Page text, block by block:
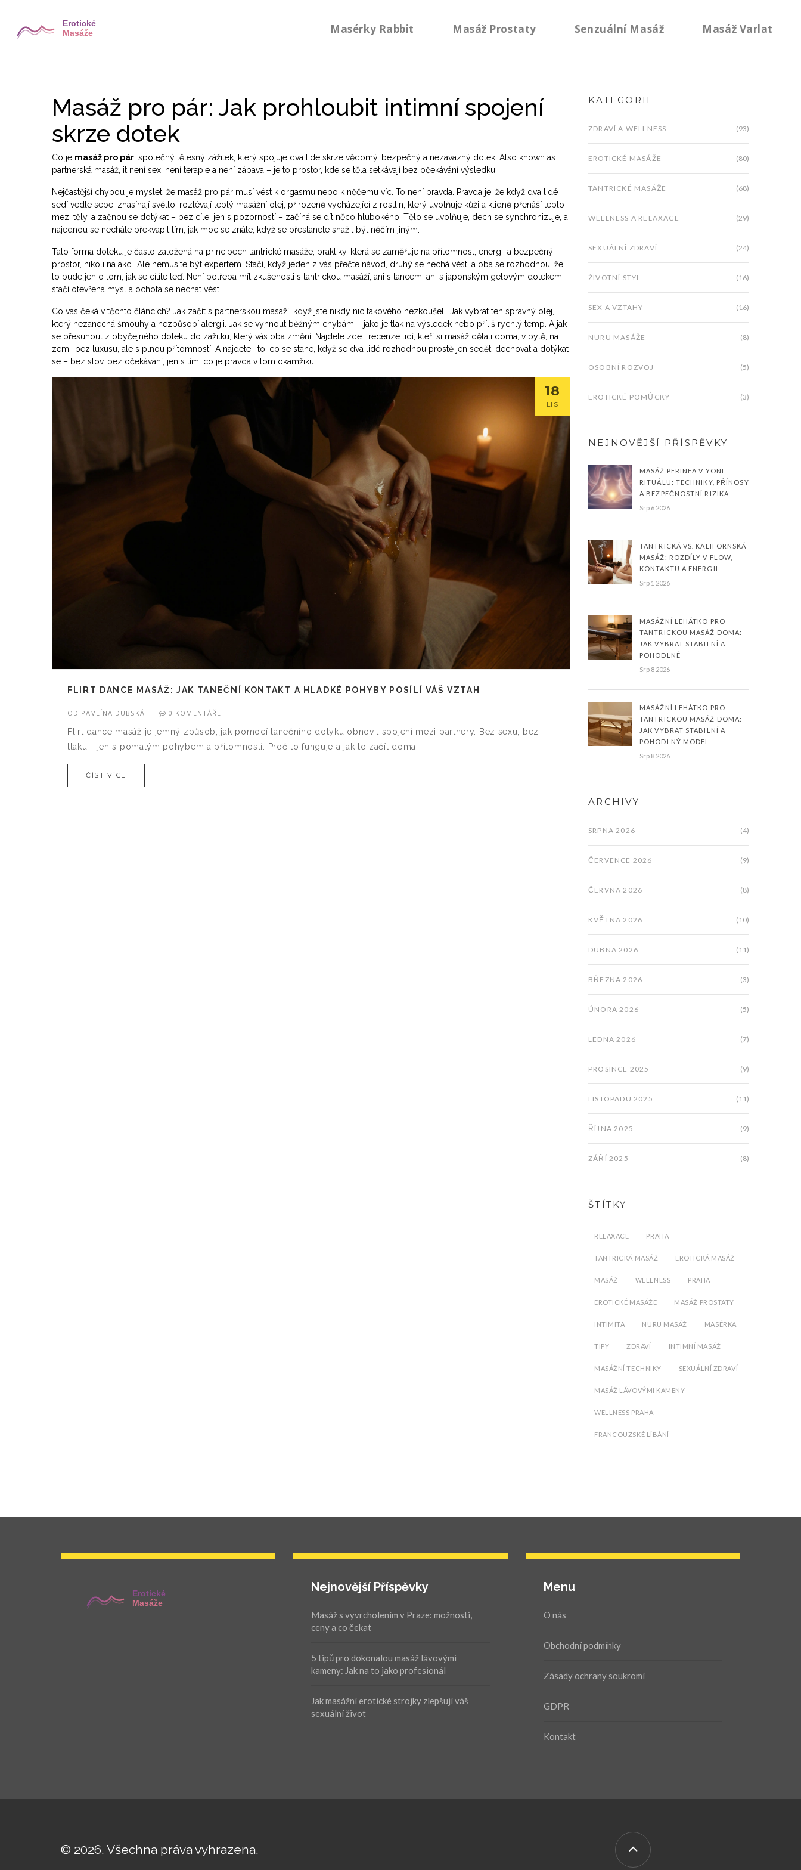
Masérky Rabbit Masáž Prostaty Senzuální Masáž Masáž Varlat
Masáž pro pár: Jak prohloubit intimní spojení
skrze dotek
Co je masáž pro pár společný tělesný zážitek, který spojuje dva lidé skrze vědomý, bezpečný a nezávazný dotek . Also known as
partnerská masáž , it není sex, není terapie a není zábava – je to prostor, kde se těla setkávají bez očekávání výsledku
Nejčastější chybou je myslet, že masáž pro pár musí vést k orgasmu nebo k něčemu víc. To není pravda. Pravda je, že když dva lidé
sedí vedle sebe, zhasínají světlo, rozlévají teplý masážní olej přirozeně vycházející z rostlin, který uvolňuje kůži a klidně přenáší teplo
mezi těly, a začnou se dotýkat – bez cíle, jen s pozorností – začíná se dít něco hlubokého. Tělo se uvolňuje, dech se synchronizuje, a
najednou se necháte překvapit tím, jak moc se znáte, když se přestanete snažit být něčím jiným.
Tato forma doteku je často založená na principech tantrické masáže praktiky, která se zaměřuje na přítomnost, energii a bezpečný
prostor, nikoli na akci . Ale nemusíte být expertem. Stačí, když jeden z vás přečte návod, druhý se nechá vést, a oba se rozhodnou, že
to bude jen o tom, jak se cítíte teď. Není potřeba mít zkušenosti s tantrickou masáží ani s tancem, ani s japonským gelovým dotekem –
stačí otevřená mysl a ochota se nechat vést
Co vás čeká v těchto článcích? Jak začít s partnerskou masáží, když jste nikdy nic takového nezkoušeli. Jak vybrat ten správný olej,
který nezanechá šmouhy a nezpůsobí alergii. Jak se vyhnout běžným chybám – jako je tlak na výsledek nebo příliš rychlý temp. A jak
se přesunout z obyčejného doteku do zážitku, který vás oba změní. Najdete zde i recenze lidí, kteří si masáž dělali doma, v bytě, na
zemi, bez luxusu, ale s plnou přítomností. A najdete i to, co se stane, když se dva lidé rozhodnou prostě jen sedět, dechovat a dotýkat
se – bez slov, bez očekávání, jen s tím, co je pravda v tom okamžiku.
18
LIS
FLIRT DANCE MASÁŽ: JAK TANEČNÍ KONTAKT A HLADKÉ POHYBY POSÍLÍ VÁŠ VZTAH
OD PAVLÍNA DUBSKÁ 0 KOMENTÁŘE
Flirt dance masáž je jemný způsob, jak pomocí tanečního dotyku obnovit spojení mezi partnery. Bez sexu, bez
tlaku - jen s pomalým pohybem a přítomností. Proč to funguje a jak to začít doma.
ČÍST VÍCE
KATEGORIE
ZDRAVÍ A WELLNESS (93)
EROTICKÉ MASÁŽE (80)
TANTRICKÉ MASÁŽE (68)
WELLNESS A RELAXACE (29)
SEXUÁLNÍ ZDRAVÍ (24)
ŽIVOTNÍ STYL (16)
SEX A VZTAHY (16)
NURU MASÁŽE (8)
OSOBNÍ ROZVOJ (5)
EROTICKÉ POMŮCKY (3)
NEJNOVĚJŠÍ PŘÍSPĚVKY
MASÁŽ PERINEA V YONI
RITUÁLU: TECHNIKY, PŘÍNOSY
A BEZPEČNOSTNÍ RIZIKA
Srp 6 2026
TANTRICKÁ VS. KALIFORNSKÁ
MASÁŽ: ROZDÍLY V FLOW,
KONTAKTU A ENERGII
Srp 1 2026
MASÁŽNÍ LEHÁTKO PRO
TANTRICKOU MASÁŽ DOMA:
JAK VYBRAT STABILNÍ A
POHODLNÉ
Srp 8 2026
MASÁŽNÍ LEHÁTKO PRO
TANTRICKOU MASÁŽ DOMA:
JAK VYBRAT STABILNÍ A
POHODLNÝ MODEL
Srp 8 2026
ARCHIVY
SRPNA 2026 (4)
ČERVENCE 2026 (9)
ČERVNA 2026 (8)
KVĚTNA 2026 (10)
DUBNA 2026 (11)
BŘEZNA 2026 (3)
ÚNORA 2026 (5)
LEDNA 2026 (7)
PROSINCE 2025 (9)
LISTOPADU 2025 (11)
ŘÍJNA 2025 (9)
ZÁŘÍ 2025 (8)
ŠTÍTKY
RELAXACE PRAHA
TANTRICKÁ MASÁŽ EROTICKÁ MASÁŽ
MASÁŽ WELLNESS PRAHA
EROTICKÉ MASÁŽE MASÁŽ PROSTATY
INTIMITA NURU MASÁŽ MASÉRKA
TIPY ZDRAVÍ INTIMNÍ MASÁŽ
MASÁŽNÍ TECHNIKY SEXUÁLNÍ ZDRAVÍ
MASÁŽ LÁVOVÝMI KAMENY
WELLNESS PRAHA
FRANCOUZSKÉ LÍBÁNÍ
Nejnovější Příspěvky
Masáž s vyvrcholením v Praze: možnosti,
ceny a co čekat
5 tipů pro dokonalou masáž lávovými
kameny: Jak na to jako profesionál
Jak masážní erotické strojky zlepšují váš
sexuální život
Menu
O nás
Obchodní podmínky
Zásady ochrany soukromí
GDPR
Kontakt
© 2026. Všechna práva vyhrazena.